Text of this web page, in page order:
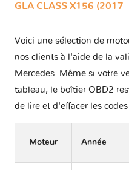
GLA CLASS X156 (2017
Voici une sélection de
nos clients à l'aide de la
Mercedes. Même si votre
tableau, le boîtier OBD2
de lire et d'effacer les
Moteur Année